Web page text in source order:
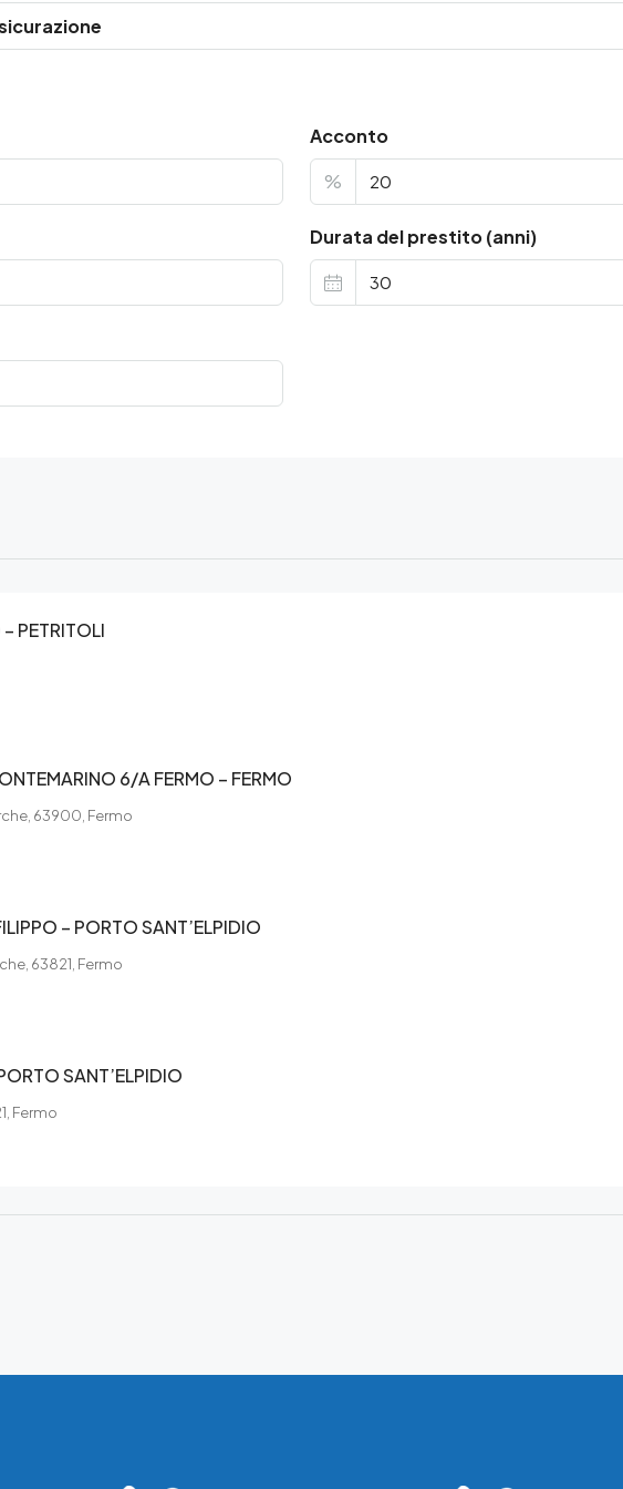
Acconto
%
Durata del prestito (anni)
PETRITOLI
6/A FERMO – FERMO
63900, Fermo
– PORTO SANT’ELPIDIO
63821, Fermo
SANT’ELPIDIO
Fermo